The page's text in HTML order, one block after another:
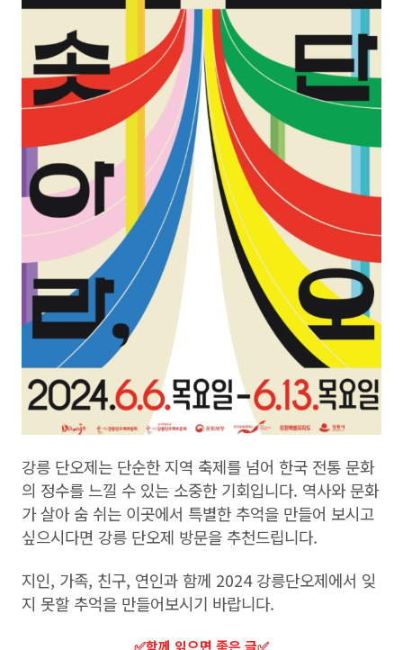
강릉 단오제는 단순한 지역 축제를 넘어 한국 전통 문화
의 정수를 느낄 수 있는 소중한 기회입니다. 역사와 문화
가 살아 숨 쉬는 이곳에서 특별한 추억을 만들어 보시고
싶으시다면 강릉 단오제 방문을 추천드립니다.
지인, 가족, 친구, 연인과 함께 2024 강릉단오제에서 잊
지 못할 추억을 만들어보시기 바랍니다.
​✅함께 읽으면 좋은 글​✅